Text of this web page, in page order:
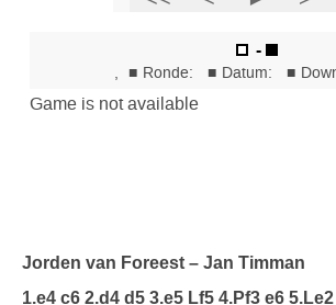
Jorden van Foreest – Jan Timman
1.e4 c6 2.d4 d5 3.e5 Lf5 4.Pf3 e6